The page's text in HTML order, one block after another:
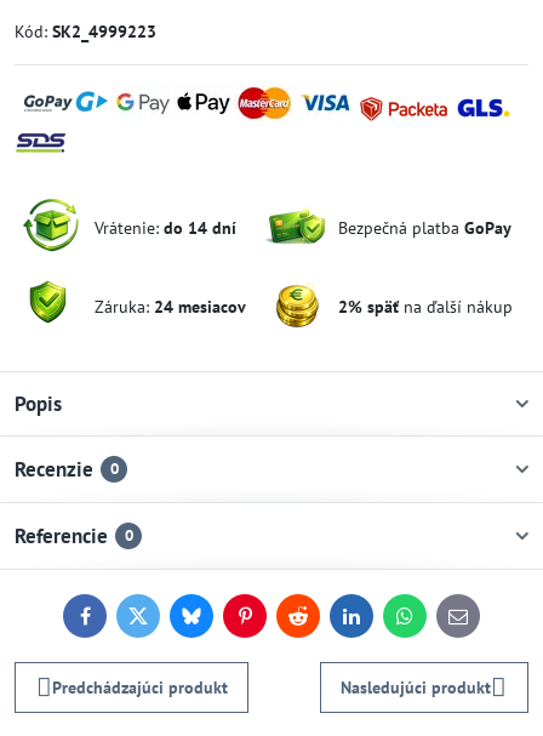
Kód: SK2_4999223
Vrátenie: do 14 dní Bezpečná platba GoPay
Záruka: 24 mesiacov 2% späťna ďalší nákup
Popis
Recenzie 0
Referencie 0
FacebookTwitterBlueskyPinterestReddit LinkedInWhatsApp
E-
mail
Predchádzajúci produkt Nasledujúci produkt